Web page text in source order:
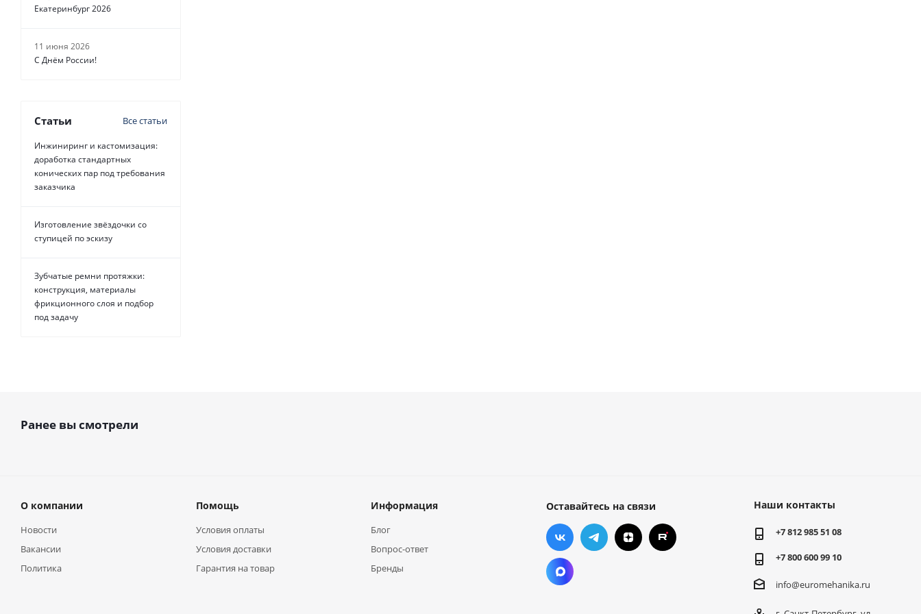
Екатеринбург 2026
11 июня 2026
С Днём России!
Статьи Все статьи
Инжиниринг и кастомизация:
доработка стандартных
конических пар под требования
заказчика
Изготовление звёздочки со
ступицей по эскизу
Зубчатые ремни протяжки:
конструкция, материалы
фрикционного слоя и подбор
под задачу
Ранее вы смотрели
О компании
Новости
Вакансии
Политика
Помощь
Условия оплаты
Условия доставки
Гарантия на товар
Информация
Блог
Вопрос-ответ
Бренды
Оставайтесь на связи Наши контакты
+7 812 985 51 08
+7 800 600 99 10
info@euromehanika.ru